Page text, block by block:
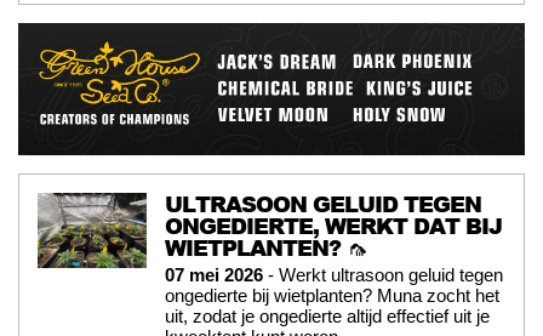
ULTRASOON GELUID TEGEN
ONGEDIERTE, WERKT DAT BIJ
WIETPLANTEN? 🦟
07 mei 2026 - Werkt ultrasoon geluid tegen
ongedierte bij wietplanten? Muna zocht het
uit, zodat je ongedierte altijd effectief uit je